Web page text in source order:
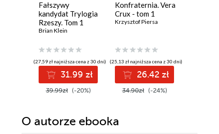
Fałszywy
kandydat Trylogia
Rzeszy. Tom 1
Brian Klein
(27,59 zł najniższa cena z 30 dni)
31.99 zł
39.99zł (-20%)
Konfraternia. Vera
Crux - tom 1
Krzysztof Piersa
(25,13 zł najniższa cena z 30 dni)
26.42 zł
34.90zł (-24%)
O autorze ebooka